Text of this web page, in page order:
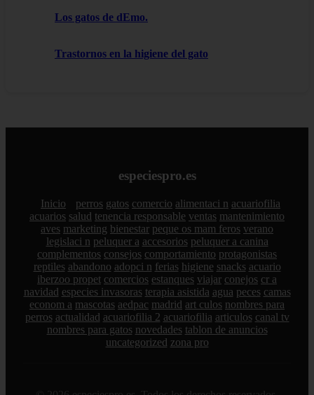
Los gatos de dEmo.
Trastornos en la higiene del gato
especiespro.es
Inicio perros gatos comercio alimentaci n acuariofilia
acuarios salud tenencia responsable ventas mantenimiento
aves marketing bienestar peque os mam feros verano
legislaci n peluquer a accesorios peluquer a canina
complementos consejos comportamiento protagonistas
reptiles abandono adopci n ferias higiene snacks acuario
iberzoo propet comercios estanques viajar conejos cr a
navidad especies invasoras terapia asistida agua peces camas
econom a mascotas aedpac madrid art culos nombres para
perros actualidad acuariofilia 2 acuariofilia articulos canal tv
nombres para gatos novedades tablon de anuncios
uncategorized zona pro